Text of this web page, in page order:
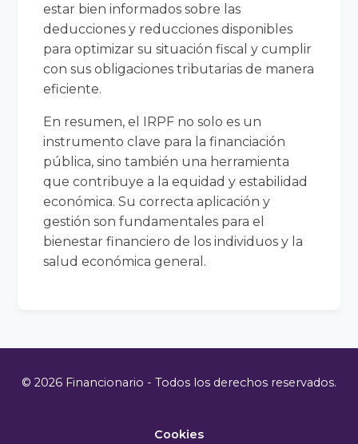
estar bien informados sobre las
deducciones y reducciones disponibles
para optimizar su situación fiscal y cumplir
con sus obligaciones tributarias de manera
eficiente.
En resumen, el IRPF no solo es un
instrumento clave para la financiación
pública, sino también una herramienta
que contribuye a la equidad y estabilidad
económica. Su correcta aplicación y
gestión son fundamentales para el
bienestar financiero de los individuos y la
salud económica general.
© 2026 Financionario - Todos los derechos reservados.
Cookies